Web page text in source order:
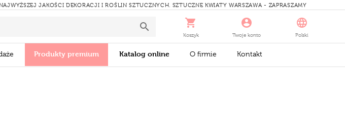
JAKOŚCI DEKORACJI I ROŚLIN SZTUCZNYCH. SZTUCZNE KWIATY WARSZAWA - ZAPRASZAMY
Koszyk Twoje konto Polski
Produkty premium Katalog online O firmie Kontakt